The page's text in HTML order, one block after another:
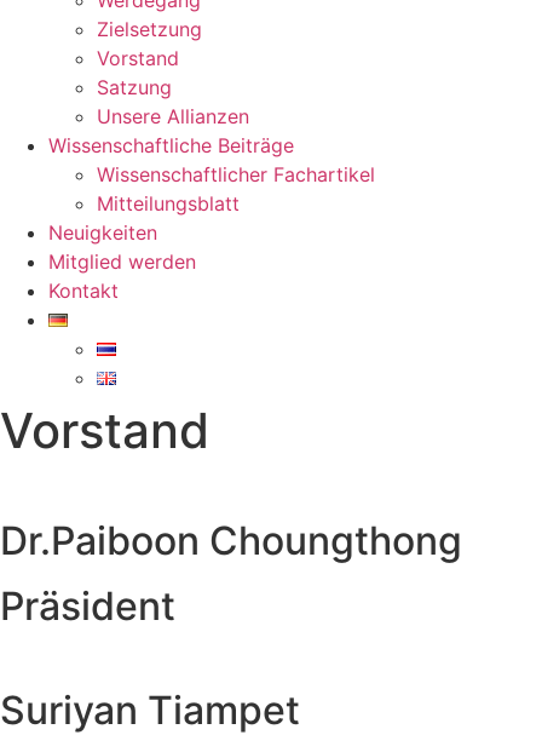
Zielsetzung
Vorstand
Satzung
Unsere Allianzen
Wissenschaftliche Beiträge
Wissenschaftlicher Fachartikel
Mitteilungsblatt
Neuigkeiten
Mitglied werden
Kontakt
Vorstand
Dr.Paiboon Choungthong
Präsident
Suriyan Tiampet